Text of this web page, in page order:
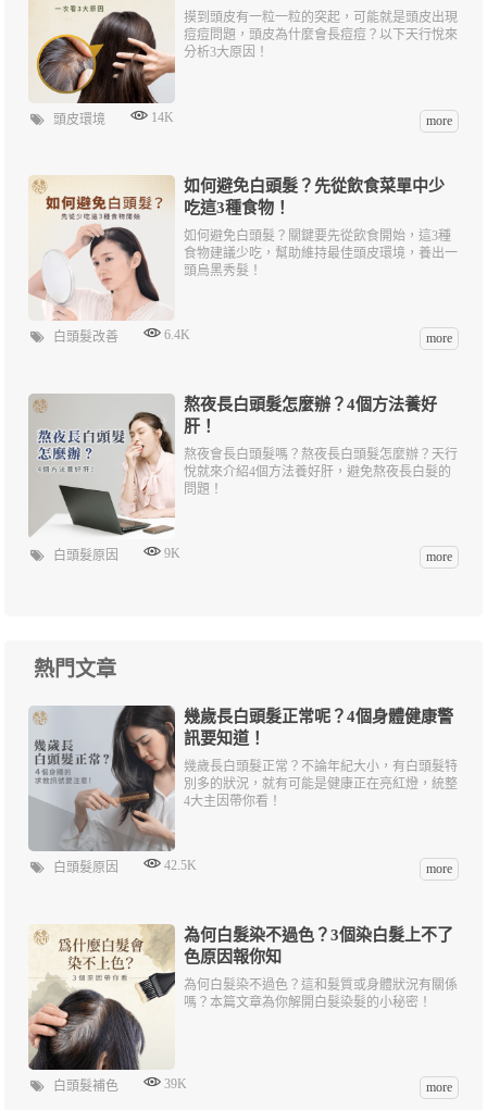
摸到頭皮有一粒一粒的突起，可能就是頭皮出現
痘痘問題，頭皮為什麼會長痘痘？以下天行悅來
分析3大原因！
頭皮環境 14K more
如何避免白頭髮？先從飲食菜單中少
吃這3種食物！
如何避免白頭髮？關鍵要先從飲食開始，這3種
食物建議少吃，幫助維持最佳頭皮環境，養出一
頭烏黑秀髮！
白頭髮改善 6.4K more
熬夜長白頭髮怎麼辦？4個方法養好
肝！
熬夜會長白頭髮嗎？熬夜長白頭髮怎麼辦？天行
悅就來介紹4個方法養好肝，避免熬夜長白髮的
問題！
白頭髮原因 9K more
熱門文章
幾歲長白頭髮正常呢？4個身體健康警
訊要知道！
幾歲長白頭髮正常？不論年紀大小，有白頭髮特
別多的狀況，就有可能是健康正在亮紅燈，統整
4大主因帶你看！
白頭髮原因 42.5K more
為何白髮染不過色？3個染白髮上不了
色原因報你知
為何白髮染不過色？這和髮質或身體狀況有關係
嗎？本篇文章為你解開白髮染髮的小秘密！
白頭髮補色 39K more